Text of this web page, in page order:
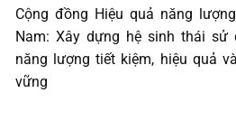
Cộng đồng Hiệu quả năng
Nam: Xây dựng hệ sinh thái sử
năng lượng tiết kiệm, hiệu quả
vững